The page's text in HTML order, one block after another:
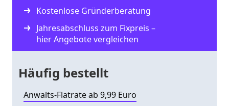
Kostenlose Gründerberatung
Jahresabschluss zum Fixpreis –
hier Angebote vergleichen
Häufig bestellt
Anwalts-Flatrate ab 9,99 Euro